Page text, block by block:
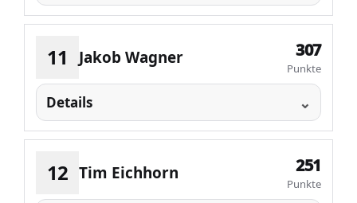
11 Jakob Wagner 307
Punkte
Details
12 Tim Eichhorn 251
Punkte